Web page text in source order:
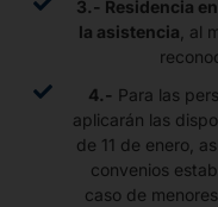
3.- Residencia
la asistencia , al
4.- Para las
aplicarán las
de 11 de enero,
convenios
caso de